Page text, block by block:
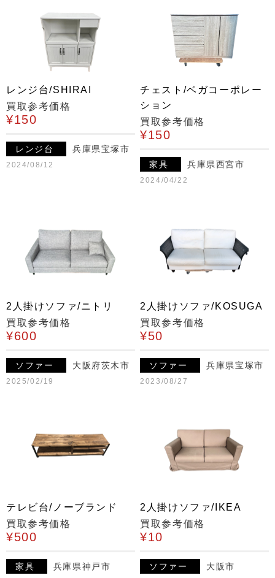
レンジ台/SHIRAI
買取参考価格
¥150
レンジ台 兵庫県宝塚市
2024/08/12
チェスト/ベガコーポレー
ション
買取参考価格
¥150
家具 兵庫県西宮市
2024/04/22
2人掛けソファ/ニトリ
買取参考価格
¥600
ソファー 大阪府茨木市
2025/02/19
2人掛けソファ/KOSUGA
買取参考価格
¥50
ソファー 兵庫県宝塚市
2023/08/27
テレビ台/ノーブランド
買取参考価格
¥500
家具 兵庫県神戸市
2人掛けソファ/IKEA
買取参考価格
¥10
ソファー 大阪市